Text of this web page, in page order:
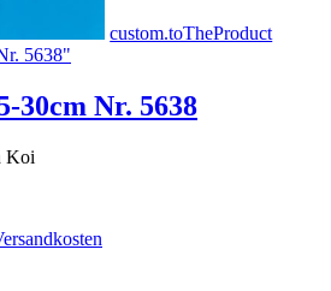
custom.toTheProduct
5638"
30cm Nr. 5638
Koi